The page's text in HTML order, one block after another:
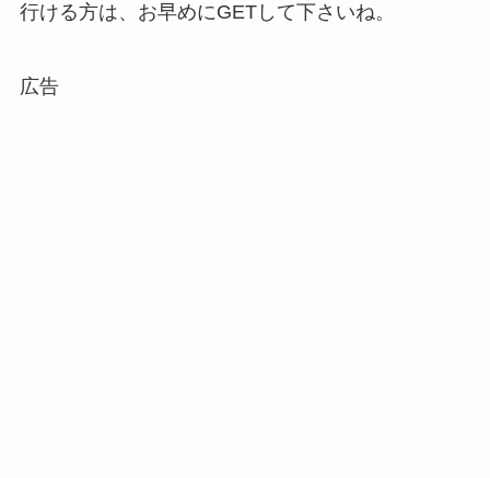
行ける方は、お早めにGETして下さいね。
広告